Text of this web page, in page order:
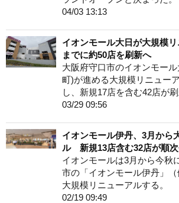
04/03 13:13
イオンモール大日が大規模
までに約50店を刷新へ
大阪府守口市のイオンモー
町)が進める大規模リニュー
し、新規17店を含む42店が刷
03/29 09:56
イオンモール伊丹、3月から
ル 新規13店含む32店が順
イオンモールは3月から今秋
市の「イオンモール伊丹」
大規模リニューアルする。
02/19 09:49